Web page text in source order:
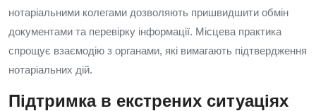
нотаріальними колегами дозволяють пришвидшити обмін
документами та перевірку інформації. Місцева практика
спрощує взаємодію з органами, які вимагають підтвердження
нотаріальних дій.
Підтримка в екстрених ситуаціях